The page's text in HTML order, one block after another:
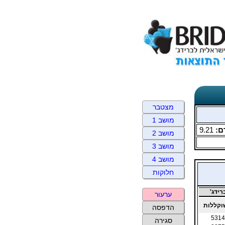
9.21
5314
מצטבר
מושב 1
מושב 2
מושב 3
מושב 4
חלוקות
ערעור
הדפסה
סגירה